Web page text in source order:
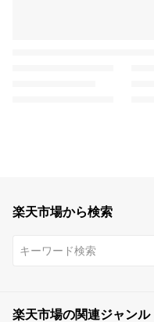
楽天市場から検索
楽天市場の関連ジャンル